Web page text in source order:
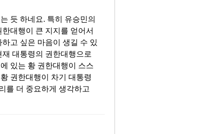
듯 하네요. 특히 유승민의
대행이 큰 지지를 얻어서
고 싶은 마음이 생길 수 있
대통령의 권한대행으로
있는 황 권한대행이 스스
권한대행이 차기 대통령
를 더 중요하게 생각하고